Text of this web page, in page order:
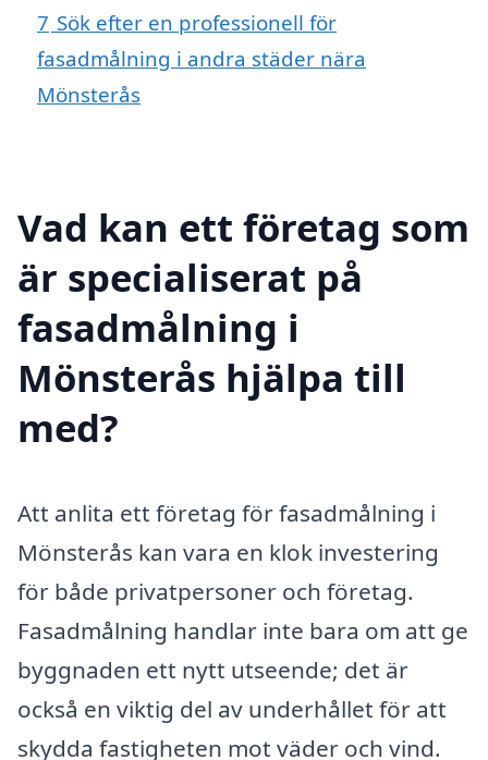
7 Sök efter en professionell för
fasadmålning i andra städer nära
Mönsterås
Vad kan ett företag som
är specialiserat på
fasadmålning i
Mönsterås hjälpa till
med?
Att anlita ett företag för fasadmålning i
Mönsterås kan vara en klok investering
för både privatpersoner och företag.
Fasadmålning handlar inte bara om att ge
byggnaden ett nytt utseende; det är
också en viktig del av underhållet för att
skydda fastigheten mot väder och vind.